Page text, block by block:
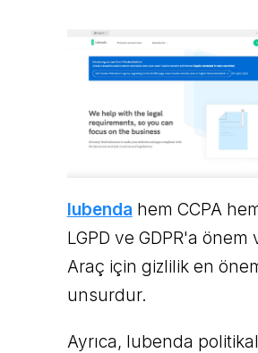
Iubenda hem CCPA
LGPD ve GDPR'a önem
Araç için gizlilik en
unsurdur.
Ayrıca, Iubenda